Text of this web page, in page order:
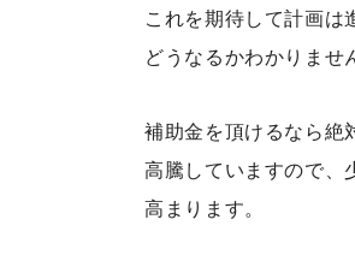
これを期待して計画は
どうなるかわかりませ
補助金を頂けるなら絶
高騰していますので、
高まります。